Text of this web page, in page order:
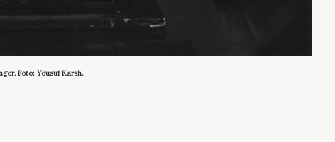
Foto: Yousuf Karsh.